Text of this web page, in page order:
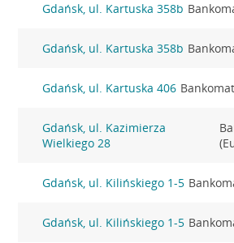
Gdańsk, ul. Kartuska 358b
Gdańsk, ul. Kartuska 358b
Gdańsk, ul. Kartuska 406
Gdańsk, ul. Kazimierza
Wielkiego 28
Gdańsk, ul. Kilińskiego 1-5
Gdańsk, ul. Kilińskiego 1-5